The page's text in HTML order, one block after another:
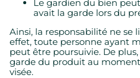
Le gardien du bien
avait la garde lors du
Ainsi, la responsabilité ne se
effet, toute personne ayant
peut être poursuivie. De
garde du produit au
visée.